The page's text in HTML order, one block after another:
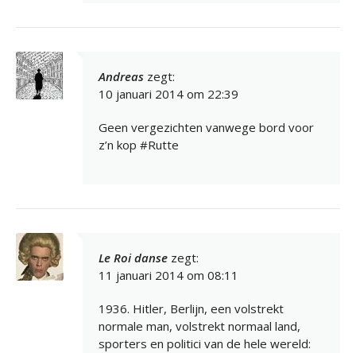
Andreas zegt:
10 januari 2014 om 22:39
Geen vergezichten vanwege bord voor
z’n kop #Rutte
Le Roi danse zegt:
11 januari 2014 om 08:11
1936. Hitler, Berlijn, een volstrekt
normale man, volstrekt normaal land,
sporters en politici van de hele wereld: